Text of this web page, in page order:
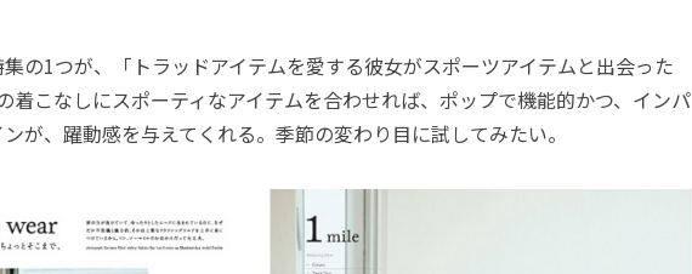
の1つが、「トラッドアイテムを愛する彼女がスポーツアイテムと出会った
着こなしにスポーティなアイテムを合わせれば、ポップで機能的かつ、インパ
が、躍動感を与えてくれる。季節の変わり目に試してみたい。